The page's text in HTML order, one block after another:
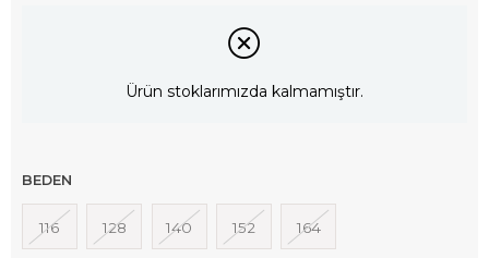
Ürün stoklarımızda kalmamıştır.
BEDEN
116 128 140 152 164